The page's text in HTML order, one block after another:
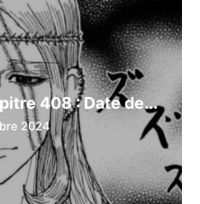
408 : Date de...
2024